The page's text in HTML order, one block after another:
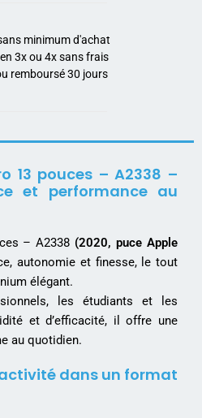
minimum d'achat
3x ou 4x sans frais
remboursé 30 jours
13 pouces – A2338 –
et performance au
– A2338 (2020, puce Apple
autonomie et finesse, le tout
élégant.
les étudiants et les
et d’efficacité, il offre une
au quotidien.
dans un format